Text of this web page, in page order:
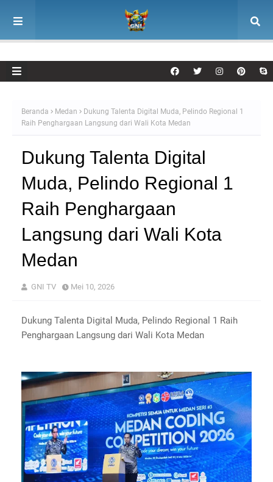
Beranda Medan
Dukung Talenta Digital Muda, Pelindo Regional 1
Raih Penghargaan Langsung dari Wali Kota Medan
Dukung Talenta Digital
Muda, Pelindo Regional 1
Raih Penghargaan
Langsung dari Wali Kota
Medan
GNI TV Mei 10, 2026
Dukung Talenta Digital Muda, Pelindo Regional 1 Raih
Penghargaan Langsung dari Wali Kota Medan